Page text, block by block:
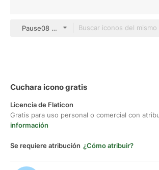
Pause08 Lineal
Cuchara icono gratis
Licencia de Flaticon
Gratis para uso personal o comercial con
información
Se requiere atribución ¿Cómo atribuir?